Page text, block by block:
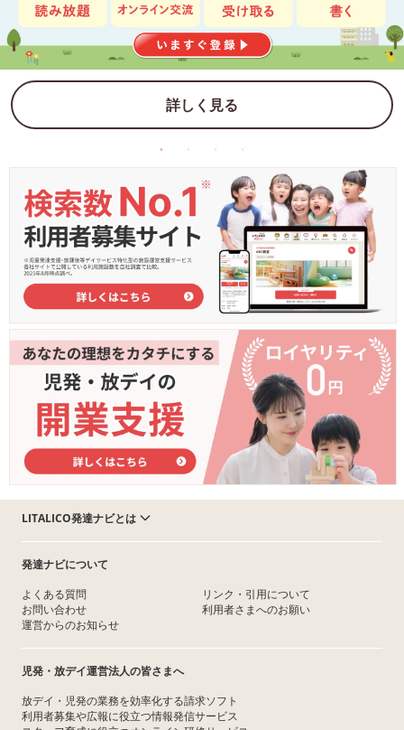
詳しく見る
LITALICO発達ナビとは
発達ナビについて
よくある質問
お問い合わせ
運営からのお知らせ
リンク・引用について
利用者さまへのお願い
児発・放デイ運営法人の皆さまへ
放デイ・児発の業務を効率化する請求ソフト
利用者募集や広報に役立つ情報発信サービス